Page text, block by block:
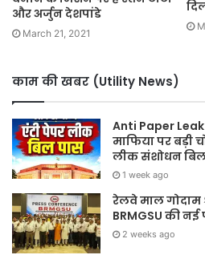
और अर्जुन देशपांडे
March 21, 2021
काम की खबर (Utility News)
Anti Paper
माफिया पर बड़ी
लीक संशोधन
1 week ago
रेलवे माल
BRMGSU की
2 weeks ago